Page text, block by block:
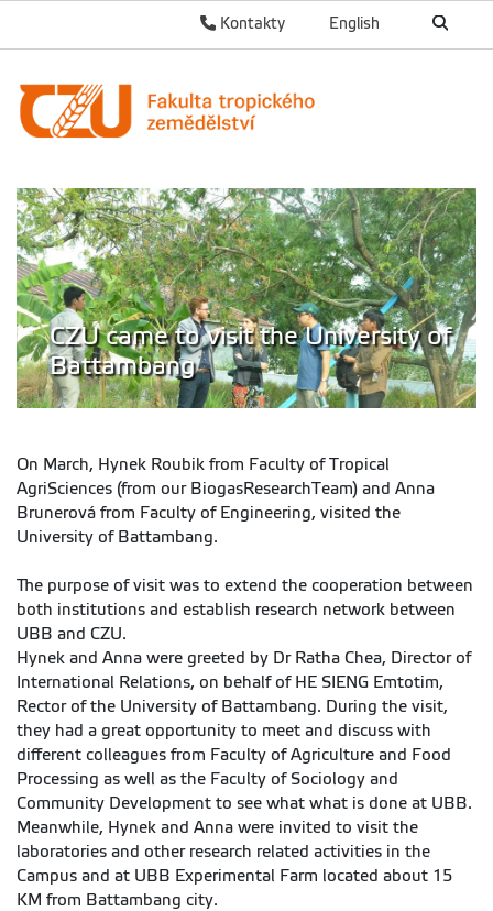
English
Kontakty
CZU came to visit the University of
Battambang
On March, Hynek Roubik from Faculty of Tropical
AgriSciences (from our BiogasResearchTeam) and Anna
Brunerová from Faculty of Engineering, visited the
University of Battambang.
The purpose of visit was to extend the cooperation between
both institutions and establish research network between
UBB and CZU.
Hynek and Anna were greeted by Dr Ratha Chea, Director of
International Relations, on behalf of HE SIENG Emtotim,
Rector of the University of Battambang. During the visit,
they had a great opportunity to meet and discuss with
different colleagues from Faculty of Agriculture and Food
Processing as well as the Faculty of Sociology and
Community Development to see what what is done at UBB.
Meanwhile, Hynek and Anna were invited to visit the
laboratories and other research related activities in the
Campus and at UBB Experimental Farm located about 15
KM from Battambang city.